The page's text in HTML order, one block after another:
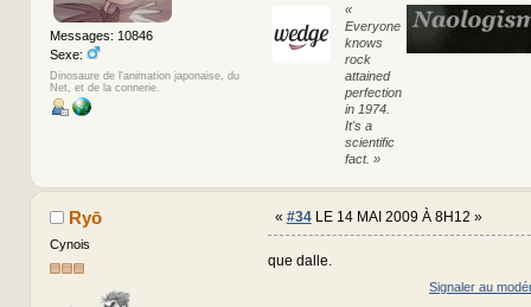
Messages: 10846
Sexe:
Dinosaure de l'animation japonaise, du
Net, et de la connerie.
«
Everyone
knows
rock
attained
perfection
in 1974.
It's a
scientific
fact. »
Ryō
Cynois
« #34LE 14 MAI 2009 À 8H12 »
que dalle.
Signaler au